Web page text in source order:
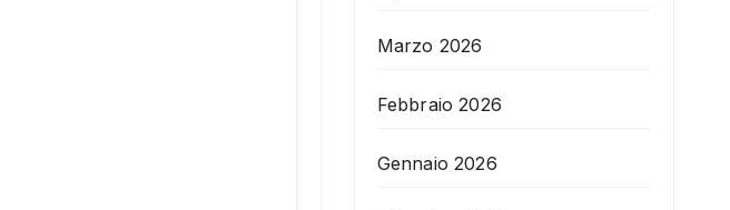
Marzo 2026
Febbraio 2026
Gennaio 2026